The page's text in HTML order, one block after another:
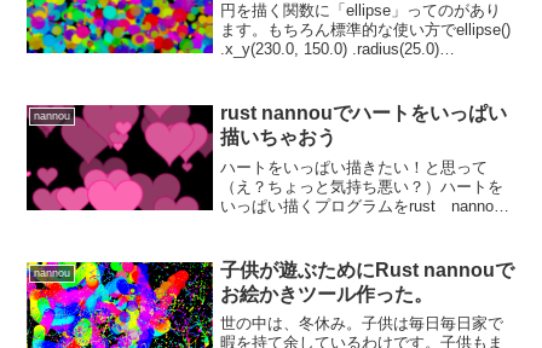
円を描く関数に「ellipse」ってのがあり
ます。もちろん標準的な使い方でellipse()
.x_y(230.0, 150.0) .radius(25.0)
nannou
rust nannouでハートをいっぱい
描いちゃおう
ハートをいっぱい描きたい！と思って
（え？ちょっと気持ち悪い？）ハートを
いっぱい描くプログラムをrust nannou
保持などを行うようなアルゴリズムにし
ました。ハー...
nannou
子供が遊ぶためにRust nannouで
お絵かきツール作った。
世の中は、冬休み。子供は毎日毎日家で
暇を持て余しているわけです。子供もま